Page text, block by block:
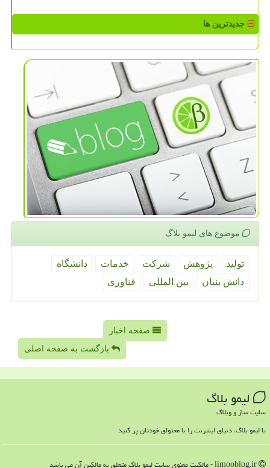
جدیدترین ها
موضوع های لیمو بلاگ
تولید پژوهش شركت خدمات
دانشگاه
دانش بنیان
بین المللی فناوری
صفحه اخبار
بازگشت به صفحه اصلی
لیمو بلاگ
سایت ساز و وبلاگ
با لیمو بلاگ، دنیای اینترنت را با محتوای خودتان پر کنید